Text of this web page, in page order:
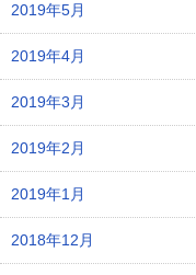
2019年5月
2019年4月
2019年3月
2019年2月
2019年1月
2018年12月